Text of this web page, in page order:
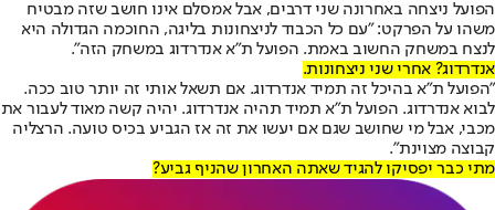
הפועל ניצחה באחרונה שני דרבים, אבל אמסלם אינו חושב שזה מבטיח
משהו על הפרקט: ״עם כל הכבוד לניצחונות בליגה, החוכמה הגדולה היא
לנצח במשחק החשוב באמת. הפועל ת״א אנדרדוג במשחק הזה״.
אנדרדוג? אחרי שני ניצחונות.
״הפועל ת״א בהיכל זה תמיד אנדרדוג. אם תשאל אותי זה יותר טוב ככה.
לבוא אנדרדוג. הפועל ת״א תמיד תהיה אנדרדוג. יהיה קשה מאוד לעבור את
מכבי, אבל מי שחושב שגם אם יעשו את זה אז הגביע בכיס טועה. הרצליה
קבוצה מצוינת״.
מתי כבר יפסיקו להגיד שאתה האחרון שהניף גביע?